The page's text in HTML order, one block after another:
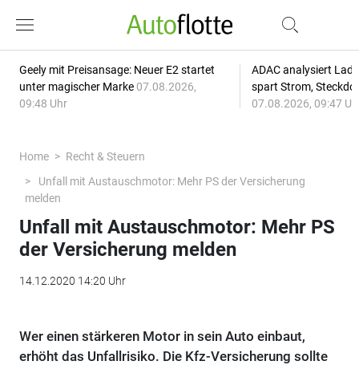
Geely mit Preisansage: Neuer E2 startet
unter magischer Marke 07.08.2026,
09:48 Uhr
ADAC analysiert
spart Strom,
07.08.2026, 09:47
Home
Recht & Steuern
Unfall mit Austauschmotor: Mehr PS der Versicherung
melden
Unfall mit Austauschmotor: Mehr PS
der Versicherung melden
14.12.2020 14:20 Uhr
Wer einen stärkeren Motor in sein Auto einbaut,
erhöht das Unfallrisiko. Die Kfz-Versicherung sollte